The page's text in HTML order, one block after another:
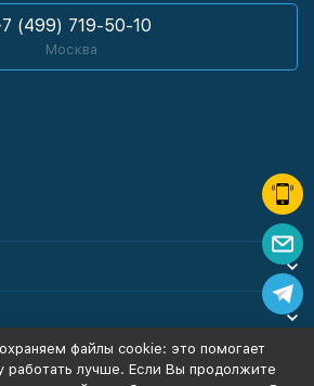
(499) 719-50-10
Москва
файлы cookie: это помогает
работать лучше. Если Вы продолжите